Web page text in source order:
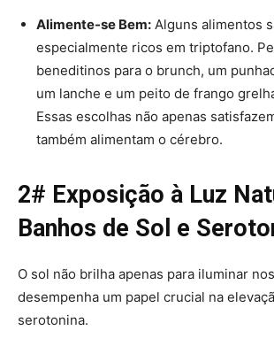
Alimente-se Bem: Alguns alimentos
especialmente ricos em triptofano.
beneditinos para o brunch, um
um lanche e um peito de frango
Essas escolhas não apenas
também alimentam o cérebro.
2# Exposição à Luz
Banhos de Sol e
O sol não brilha apenas para iluminar
desempenha um papel crucial na
serotonina.